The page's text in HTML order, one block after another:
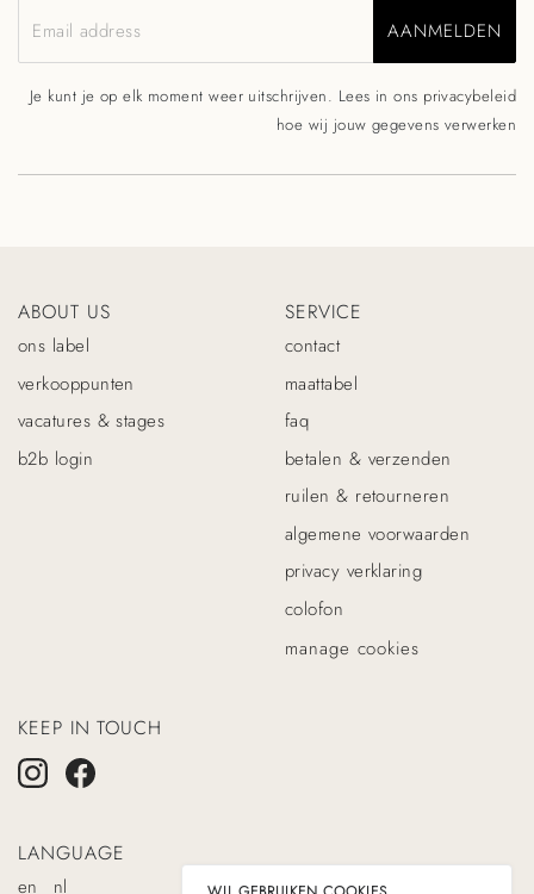
Email address AANMELDEN
Je kunt je op elk moment weer uitschrijven. Lees in ons privacybeleid
hoe wij jouw gegevens verwerken
ABOUT US
ons label
verkooppunten
vacatures & stages
b2b login
SERVICE
contact
maattabel
faq
betalen & verzenden
ruilen & retourneren
algemene voorwaarden
privacy verklaring
colofon
manage cookies
KEEP IN TOUCH
LANGUAGE
en nl